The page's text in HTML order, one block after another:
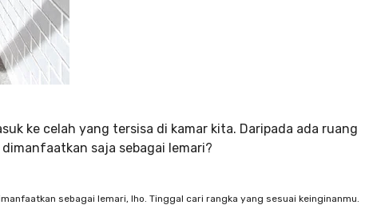
ke celah yang tersisa di kamar kita. Daripada ada ruang
saja sebagai lemari?
sebagai lemari, lho. Tinggal cari rangka yang sesuai keinginanmu.